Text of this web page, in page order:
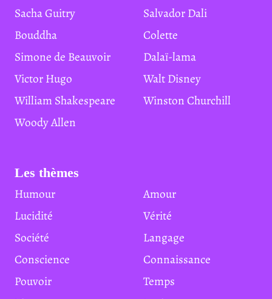
Sacha Guitry
Salvador Dali
Bouddha
Colette
Simone de Beauvoir
Dalaï-lama
Victor Hugo
Walt Disney
William Shakespeare
Winston Churchill
Woody Allen
Les thèmes
Humour
Amour
Lucidité
Vérité
Société
Langage
Conscience
Connaissance
Pouvoir
Temps